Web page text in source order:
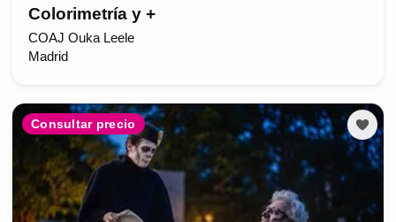
Colorimetría y +
COAJ Ouka Leele
Madrid
Consultar precio